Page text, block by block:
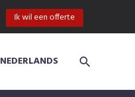
Ik wil een offerte
NEDERLANDS